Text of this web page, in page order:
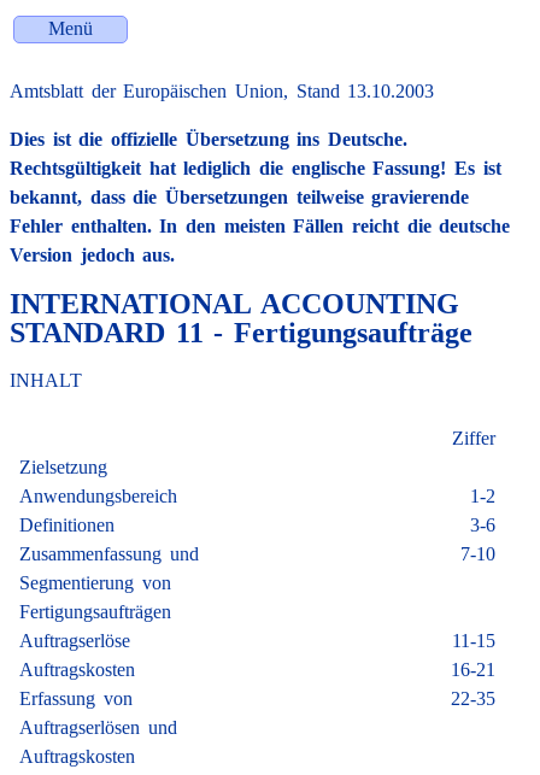
Menü
Amtsblatt der Europäischen Union, Stand 13.10.2003
Dies ist die offizielle Übersetzung ins Deutsche.
Rechtsgültigkeit hat lediglich die englische Fassung! Es ist
bekannt, dass die Übersetzungen teilweise gravierende
Fehler enthalten. In den meisten Fällen reicht die deutsche
Version jedoch aus.
INTERNATIONAL ACCOUNTING
STANDARD 11 - Fertigungsaufträge
INHALT
Ziffer
Zielsetzung
Anwendungsbereich
1-2
Definitionen
3-6
Zusammenfassung und
Segmentierung von
Fertigungsaufträgen
7-10
Auftragserlöse
11-15
Auftragskosten
16-21
Erfassung von
Auftragserlösen und
Auftragskosten
22-35